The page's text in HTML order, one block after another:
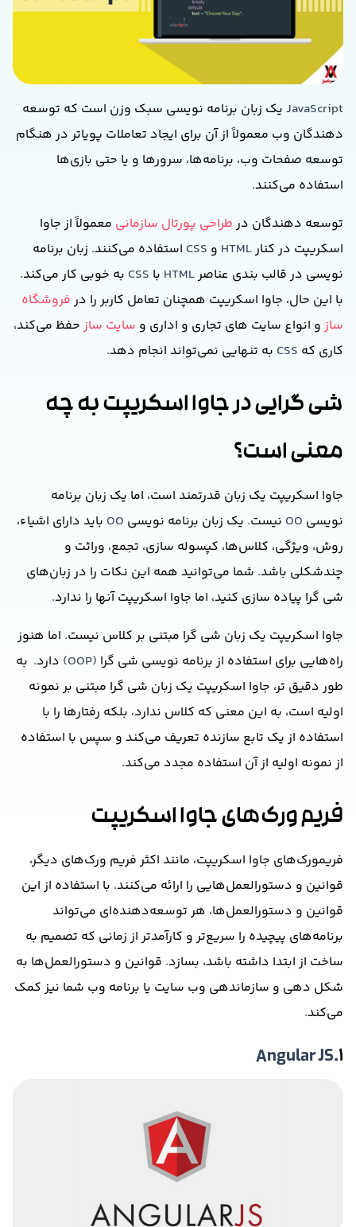
JavaScript یک زبان برنامه نویسی سبک وزن است که توسعه
دهندگان وب معمولاً از آن برای ایجاد تعاملات پویاتر در هنگام
توسعه صفحات وب، برنامه‌ها، سرورها و یا حتی بازی‌ها
استفاده می‌کنند.
توسعه دهندگان در طراحی پورتال سازمانی معمولاً از جاوا
اسکریپت در کنارHTML و CSS استفاده می‌کنند. زبان برنامه
نویسی در قالب بندی عناصرHTML با CSS به خوبی کار می‌کند.
با این حال، جاوا اسکریپت همچنان تعامل کاربر را در فروشگاه
ساز و انواع سایت های تجاری و اداری و سایت ساز حفظ می‌کند،
کاری که CSS به تنهایی نمی‌تواند انجام دهد.
شی گرایی در جاوا اسکریپت به چه
معنی است؟
جاوا اسکریپت یک زبان قدرتمند است، اما یک زبان برنامه
نویسی OO نیست. یک زبان برنامه نویسی OO باید دارای اشیاء،
روش، ویژگی، کلاس‌ها، کپسوله سازی، تجمع، وراثت و
چندشکلی باشد. شما می‌توانید همه این نکات را در زبان‌های
شی گرا پیاده سازی کنید، اما جاوا اسکریپت آنها را ندارد.
جاوا اسکریپت یک زبان شی گرا مبتنی بر کلاس نیست. اما هنوز
راه‌هایی برای استفاده از برنامه نویسی شی گرا (OOP) دارد. به
طور دقیق تر، جاوا اسکریپت یک زبان شی گرا مبتنی بر نمونه
اولیه است، به این معنی که کلاس ندارد، بلکه رفتارها را با
استفاده از یک تابع سازنده تعریف می‌کند و سپس با استفاده
از نمونه اولیه از آن استفاده مجدد می‌کند.
فریم ورک‌های جاوا اسکریپت
فریمورک‌های جاوا اسکریپت، مانند اکثر فریم ورک‌های دیگر،
قوانین و دستورالعمل‌هایی را ارائه می‌کنند. با استفاده از این
قوانین و دستورالعمل‌ها، هر توسعه‌دهنده‌ای می‌تواند
برنامه‌های پیچیده را سریع‌تر و کارآمدتر از زمانی که تصمیم به
ساخت از ابتدا داشته باشد، بسازد. قوانین و دستورالعمل‌ها به
شکل دهی و سازماندهی وب سایت یا برنامه وب شما نیز کمک
می‌کند.
۱.Angular JS